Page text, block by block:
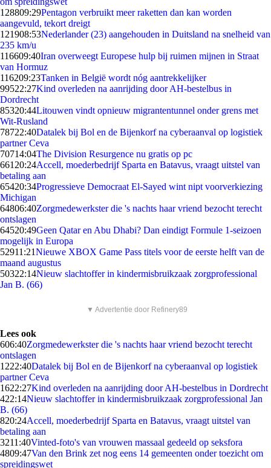
128809:29Pentagon verbruikt meer raketten dan kan worden
aangevuld, tekort dreigt
121908:53Nederlander (23) aangehouden in Duitsland na snelheid van
235 km/u
116609:40Iran overweegt Europese hulp bij ruimen mijnen in Straat
van Hormuz
116209:23Tanken in België wordt nóg aantrekkelijker
99522:27Kind overleden na aanrijding door AH-bestelbus in
Dordrecht
85320:44Litouwen vindt opnieuw migrantentunnel onder grens met
Wit-Rusland
78722:40Datalek bij Bol en de Bijenkorf na cyberaanval op logistiek
partner Ceva
70714:04The Division Resurgence nu gratis op pc
661 20:24Accell, moederbedrijf Sparta en Batavus, vraagt uitstel van
betaling aan
65420:34Progressieve Democraat El-Sayed wint nipt voorverkiezing
Michigan
64806:40Zorgmedewerkster die 's nachts haar vriend bezocht terecht
ontslagen
64520:49Geen Qatar en Abu Dhabi? Dan eindigt Formule 1-seizoen
mogelijk in Europa
52911:21Nieuwe XBOX Game Pass titels voor de eerste helft van de
maand augustus
50322:14Nieuw slachtoffer in kindermisbruikzaak zorgprofessional
Jan B. (66)
▼ Advertentie door Refinery89
Lees ook
606:40Zorgmedewerkster die 's nachts haar vriend bezocht terecht
ontslagen
1222:40Datalek bij Bol en de Bijenkorf na cyberaanval op logistiek
partner Ceva
1622:27Kind overleden na aanrijding door AH-bestelbus in Dordrecht
422:14Nieuw slachtoffer in kindermisbruikzaak zorgprofessional Jan
B. (66)
820:24Accell, moederbedrijf Sparta en Batavus, vraagt uitstel van
betaling aan
3211:40Vinted-foto's van vrouwen massaal gedeeld op seksfora
4809:47Van den Brink zet nog eens 14 gemeenten onder toezicht om
spreidingswet